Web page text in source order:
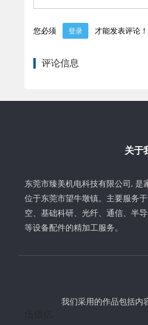
您必须 登录 才能发表评论！
评论信息
关于
东莞市臻美机电科技有限公司, 是
位于东莞市望牛墩镇。主要服务
空、基础科研、光纤、通信、半
等设备配件的精加工服务。
我们采用的作品包括内